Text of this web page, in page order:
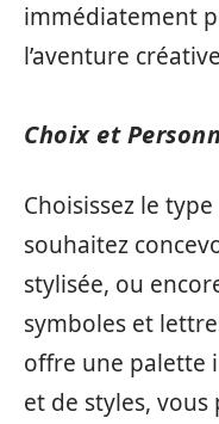
immédiatement
l’aventure
Choix et
Choisissez le
souhaitez
stylisée, ou
symboles et
offre une palette
et de styles,